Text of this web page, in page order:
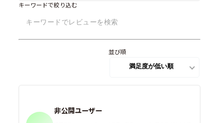
キーワードで絞り込む
並び順
非公開ユーザー